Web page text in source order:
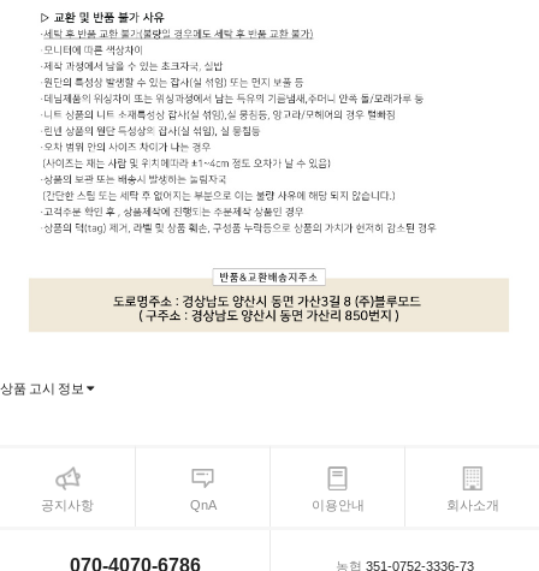
상품 고시 정보
공지사항 QnA 이용안내 회사소개
070-4070-6786 농협 351-0752-3336-73